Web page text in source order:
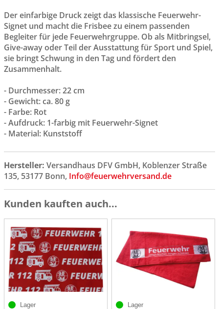
Der einfarbige Druck zeigt das klassische Feuerwehr-
Signet und macht die Frisbee zu einem passenden
Begleiter für jede Feuerwehrgruppe. Ob als Mitbringsel,
Give-away oder Teil der Ausstattung für Sport und Spiel,
sie bringt Schwung in den Tag und fördert den
Zusammenhalt.
- Durchmesser: 22 cm
- Gewicht: ca. 80 g
- Farbe: Rot
- Aufdruck: 1-farbig mit Feuerwehr-Signet
- Material: Kunststoff
Hersteller: Versandhaus DFV GmbH, Koblenzer Straße
135, 53177 Bonn, Info@feuerwehrversand.de
Kunden kauften auch...
Lager Lager